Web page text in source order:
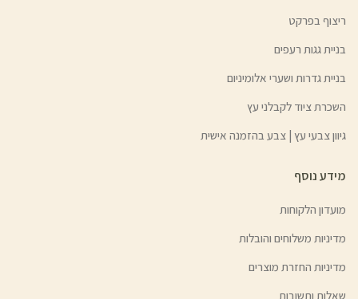
ריצוף בפרקט
בניית גגות רעפים
בניית גדרות ושערי אלומיניום
השכרת ציוד לקבלני עץ
גיוון צבעי עץ | צבע בהזמנה אישית
מידע נוסף
מועדון הלקוחות
מדיניות משלוחים והובלות
מדיניות החזרת מוצרים
שאלות ותשובות